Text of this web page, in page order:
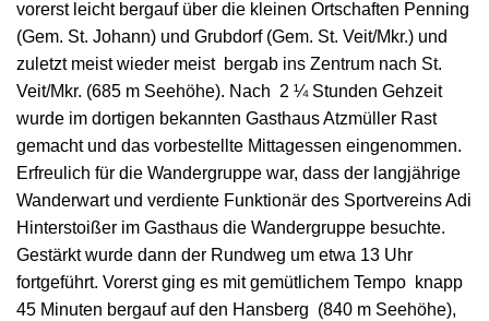
vorerst leicht bergauf über die kleinen Ortschaften Penning
(Gem. St. Johann) und Grubdorf (Gem. St. Veit/Mkr.) und
zuletzt meist wieder meist bergab ins Zentrum nach St.
Veit/Mkr. (685 m Seehöhe). Nach 2 ¼ Stunden Gehzeit
wurde im dortigen bekannten Gasthaus Atzmüller Rast
gemacht und das vorbestellte Mittagessen eingenommen.
Erfreulich für die Wandergruppe war, dass der langjährige
Wanderwart und verdiente Funktionär des Sportvereins Adi
Hinterstoißer im Gasthaus die Wandergruppe besuchte.
Gestärkt wurde dann der Rundweg um etwa 13 Uhr
fortgeführt. Vorerst ging es mit gemütlichem Tempo knapp
45 Minuten bergauf auf den Hansberg (840 m Seehöhe),